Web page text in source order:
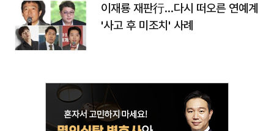
이재룡 재판行…다시 떠오른 연예계
'사고 후 미조치' 사례